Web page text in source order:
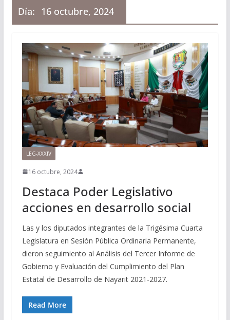
Día: 16 octubre, 2024
LEG-XXXIV
16 octubre, 2024
Destaca Poder Legislativo
acciones en desarrollo social
Las y los diputados integrantes de la Trigésima Cuarta
Legislatura en Sesión Pública Ordinaria Permanente,
dieron seguimiento al Análisis del Tercer Informe de
Gobierno y Evaluación del Cumplimiento del Plan
Estatal de Desarrollo de Nayarit 2021-2027.
Read More